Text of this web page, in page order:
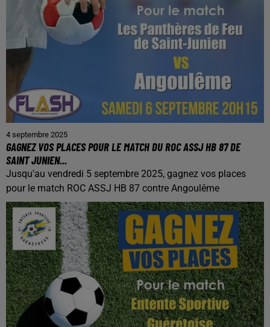
4 septembre 2025
GAGNEZ VOS PLACES POUR LE MATCH DU ROC ASSJ HB 87 DE
SAINT JUNIEN...
Jusqu'au vendredi 5 septembre 2025, gagnez vos places
pour le match ROC ASSJ HB 87 contre Angoulême